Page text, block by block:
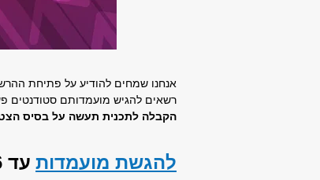
אנחנו שמחים להודיע על פתיחת
רשאים להגיש מועמדותם סטודנטים
הקבלה לתכנית תעשה על בסיס
להגשת מועמדות עד 8.9.26